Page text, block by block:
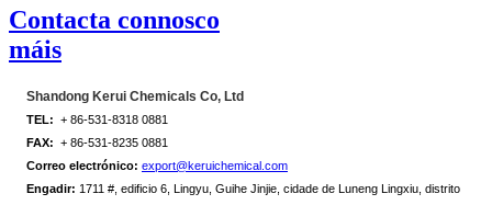
Contacta connosco
máis
Shandong Kerui Chemicals Co, Ltd
TEL: + 86-531-8318 0881
FAX: + 86-531-8235 0881
Correo electrónico: export@keruichemical.com
Engadir: 1711 #, edificio 6, Lingyu, Guihe Jinjie, cidade de Luneng Lingxiu, distrito